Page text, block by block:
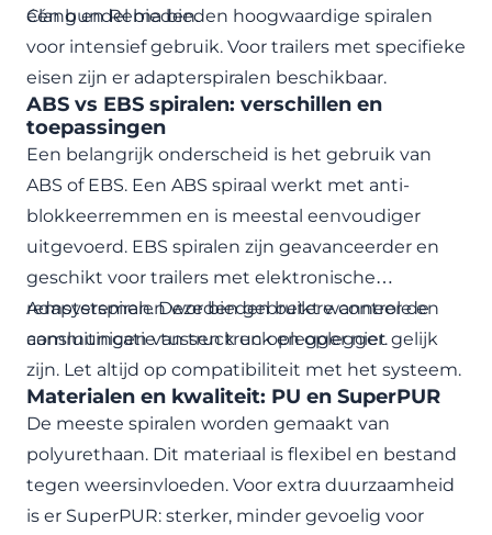
één bundel bieden.
Clang en Rema bieden hoogwaardige spiralen
voor intensief gebruik. Voor trailers met specifieke
eisen zijn er adapterspiralen beschikbaar.
ABS vs EBS spiralen: verschillen en
toepassingen
Een belangrijk onderscheid is het gebruik van
ABS of EBS. Een ABS spiraal werkt met anti-
blokkeerremmen en is meestal eenvoudiger
uitgevoerd. EBS spiralen zijn geavanceerder en
geschikt voor trailers met elektronische
remsystemen. Deze bieden betere controle en
communicatie tussen truck en oplegger.
Adapterspiralen worden gebruikt wanneer de
aansluitingen van truck en oplegger niet gelijk
zijn. Let altijd op compatibiliteit met het systeem.
Materialen en kwaliteit: PU en SuperPUR
De meeste spiralen worden gemaakt van
polyurethaan. Dit materiaal is flexibel en bestand
tegen weersinvloeden. Voor extra duurzaamheid
is er SuperPUR: sterker, minder gevoelig voor